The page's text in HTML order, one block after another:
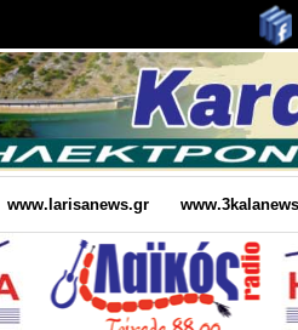
www.larisanews.gr